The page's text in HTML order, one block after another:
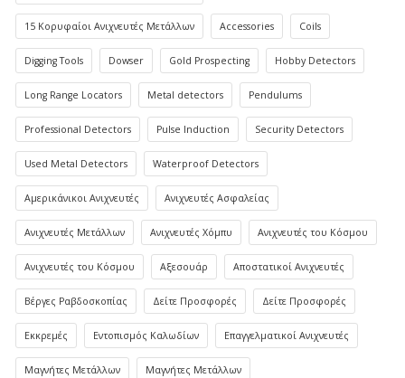
15 Κορυφαίοι Ανιχνευτές Μετάλλων Accessories Coils
Digging Tools Dowser Gold Prospecting Hobby Detectors
Long Range Locators Metal detectors Pendulums
Professional Detectors Pulse Induction Security Detectors
Used Metal Detectors Waterproof Detectors
Αμερικάνικοι Ανιχνευτές Ανιχνευτές Ασφαλείας
Ανιχνευτές Μετάλλων Ανιχνευτές Χόμπυ Ανιχνευτές του Κόσμου
Ανιχνευτές του Κόσμου Αξεσουάρ Αποστατικοί Ανιχνευτές
Βέργες Ραβδοσκοπίας Δείτε Προσφορές Δείτε Προσφορές
Εκκρεμές Εντοπισμός Καλωδίων Επαγγελματικοί Ανιχνευτές
Μαγνήτες Μετάλλων Μαγνήτες Μετάλλων